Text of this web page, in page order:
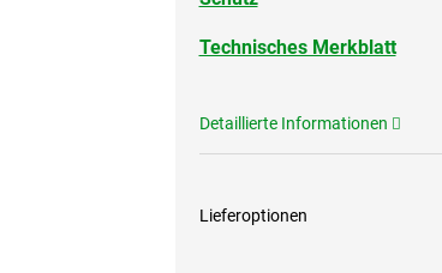
Lieferoptionen
Technisches Merkblatt
Detaillierte Informationen